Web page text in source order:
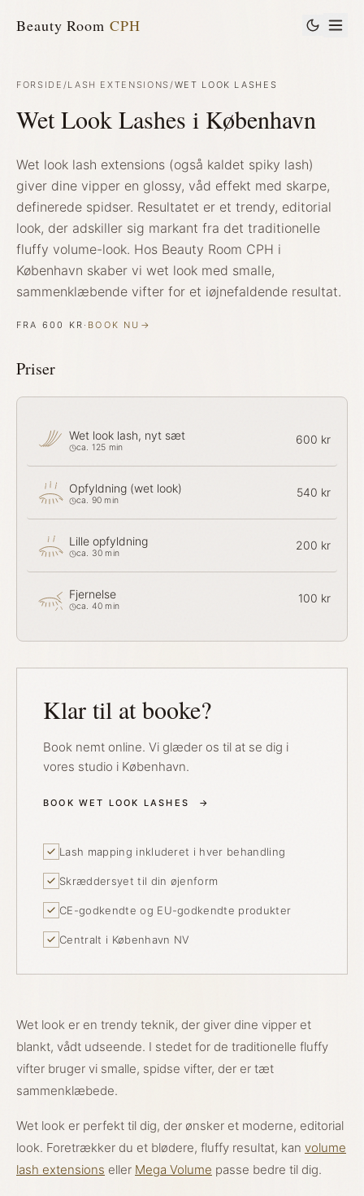
Beauty Room CPH
FORSIDE /LASH EXTENSIONS /WET LOOK LASHES
Wet Look Lashes i København
Wet look lash extensions (også kaldet spiky lash)
giver dine vipper en glossy, våd effekt med skarpe,
definerede spidser. Resultatet er et trendy, editorial
look, der adskiller sig markant fra det traditionelle
fluffy volume-look. Hos Beauty Room CPH i
København skaber vi wet look med smalle,
sammenklæbende vifter for et iøjnefaldende resultat.
FRA 600 KR · BOOK NU →
Priser
Wet look lash, nyt sæt
ca. 125 min
600 kr
Opfyldning (wet look)
ca. 90 min
540 kr
Lille opfyldning
ca. 30 min
200 kr
Fjernelse
ca. 40 min
100 kr
Klar til at booke?
Book nemt online. Vi glæder os til at se dig i
vores studio i København.
BOOK WET LOOK LASHES →
Lash mapping inkluderet i hver behandling
Skræddersyet til din øjenform
CE-godkendte og EU-godkendte produkter
Centralt i København NV
Wet look er en trendy teknik, der giver dine vipper et
blankt, vådt udseende. I stedet for de traditionelle fluffy
vifter bruger vi smalle, spidse vifter, der er tæt
sammenklæbede.
Wet look er perfekt til dig, der ønsker et moderne, editorial
look. Foretrækker du et blødere, fluffy resultat, kan volume
lash extensions eller Mega Volume passe bedre til dig.